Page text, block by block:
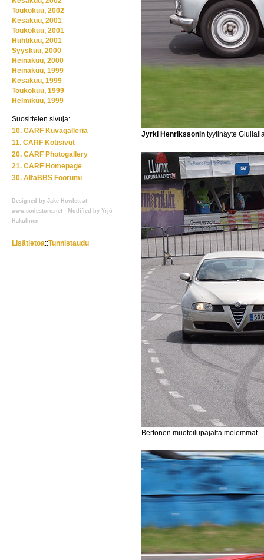
Jyrki Henrikssonin tyylinäyte
Bertonen muotoilupajalta molemmat
Toukokuu, 2002
Kesäkuu, 2001
Toukokuu, 2001
Huhtikuu, 2001
Syyskuu, 2000
Heinäkuu, 2000
Heinäkuu, 1999
Kesäkuu, 1999
Toukokuu, 1999
Helmikuu, 1999
Suosittelen sivuja:
10. CARF Kuvagalleria
11. CARF Kotisivut
20. CARF Photogallery
21. CARF Homepage
30. AlfaBBS Foorumi
Designed by Jake Howlett at
www.codestore.net - Modified by Yrjö
Hakulinen
Lisätietoa::Tunnistaudu